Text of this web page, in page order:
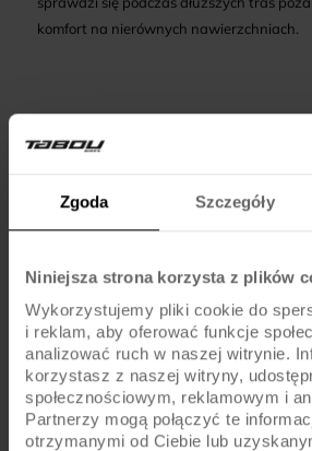
Zgoda Szczegóły
Niniejsza strona korzysta z plików
Wykorzystujemy pliki cookie do
i reklam, aby oferować funkcje
analizować ruch w naszej witrynie.
korzystasz z naszej witryny,
społecznościowym, reklamowym i
Partnerzy mogą połączyć te
otrzymanymi od Ciebie lub
komfort na nierównych nawierzchniach.
FAQ
damskiego?
oraz przymierzyć rower przed zakupem.
Czy rower elektryczny damski
codzienne dojazdy?
Tak, modele TABOU są projektowane z
praktyczności w miejskich warunkach.